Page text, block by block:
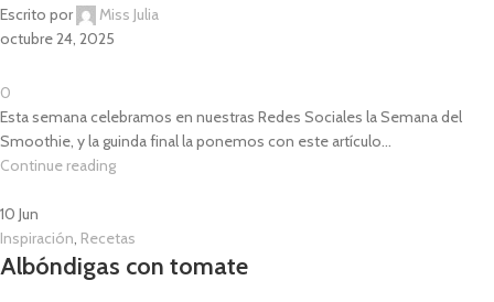
Escrito por
Miss Julia
octubre 24, 2025
0
Esta semana celebramos en nuestras Redes Sociales la Semana del
Smoothie, y la guinda final la ponemos con este artículo...
Continue reading
10 Jun
Inspiración Recetas
Albóndigas con tomate